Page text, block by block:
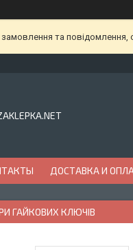
та повідомлення,
ДОСТАВКА И
ГАЙКОВИХ КЛЮЧІВ